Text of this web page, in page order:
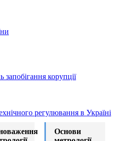
запобігання корупції
регулювання в Україні
Основи